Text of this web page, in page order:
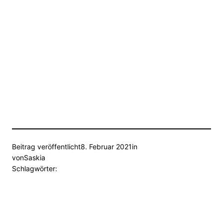
Beitrag veröffentlicht8. Februar 2021in
vonSaskia
Schlagwörter: